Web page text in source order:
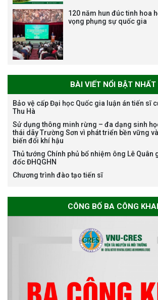
Bảo vệ luận án
Nguyễn Thế
Thông báo
bổng Nagao
ban chuyên
sơ chuyên
120 năm hun đúc tinh hoa
vọng phụng sự quốc gia
BÀI VIẾT NỔI BẬT NHẤT
Bảo vệ cấp Đại học Quốc gia luận án tiến sĩ
Thu Hà
Sử dụng thông minh rừng – đa dạng sinh
thái dãy Trường Sơn vì phát triển bền vững
biến đổi khí hậu
Thủ tướng Chính phủ bổ nhiệm ông Lê Quân
đốc ĐHQGHN
Chương trình đào tạo tiến sĩ
CÔNG BỐ BA CÔNG KHAI